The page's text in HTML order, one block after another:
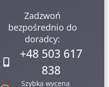
Zadzwoń
bezpośrednio do
doradcy:
+48 503 617
838
Szybka wycena